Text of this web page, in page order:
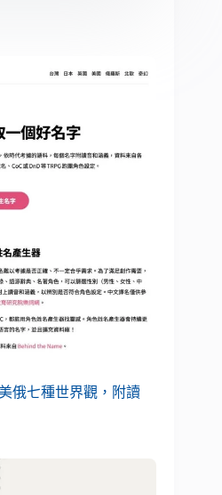
俄七種世界觀，附讀